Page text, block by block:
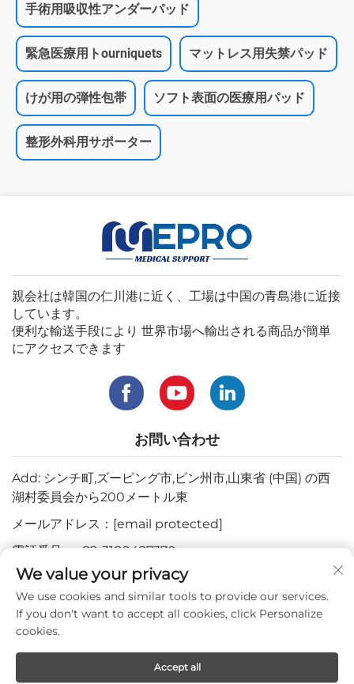
手術用吸収性アンダーパッド
緊急医療用トourniquets マットレス用失禁パッド
けが用の弾性包帯 ソフト表面の医療用パッド
整形外科用サポーター
親会社は韓国の仁川港に近く、工場は中国の青島港に近接
しています。
便利な輸送手段により 世界市場へ輸出される商品が簡単
にアクセスできます
お問い合わせ
Add: シンチ町,ズーピング市,ビン州市,山東省 (中国) の西
湖村委員会から200メートル東
メールアドレス： [email protected]
電話番号：+82-3180427370
電話番号：+86-15564344404
WhatsApp：+82-1022396668
著作権 © 2024 Mepro Medical Co.,Ltd. すべての権利を保有しま
す。
We value your privacy
We use cookies and similar tools to provide our services.
If you don't want to accept all cookies, click Personalize
cookies.
Accept all